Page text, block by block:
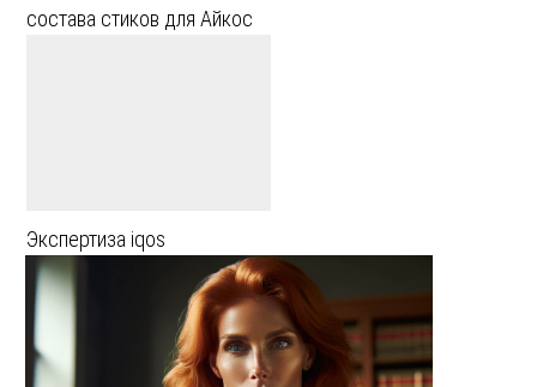
состава стиков для Айкос
Экспертиза iqos